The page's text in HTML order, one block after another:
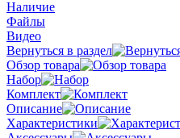
Наличие
Файлы
Видео
Вернуться в раздел
Обзор товара
Набор
Комплект
Описание
Характеристики